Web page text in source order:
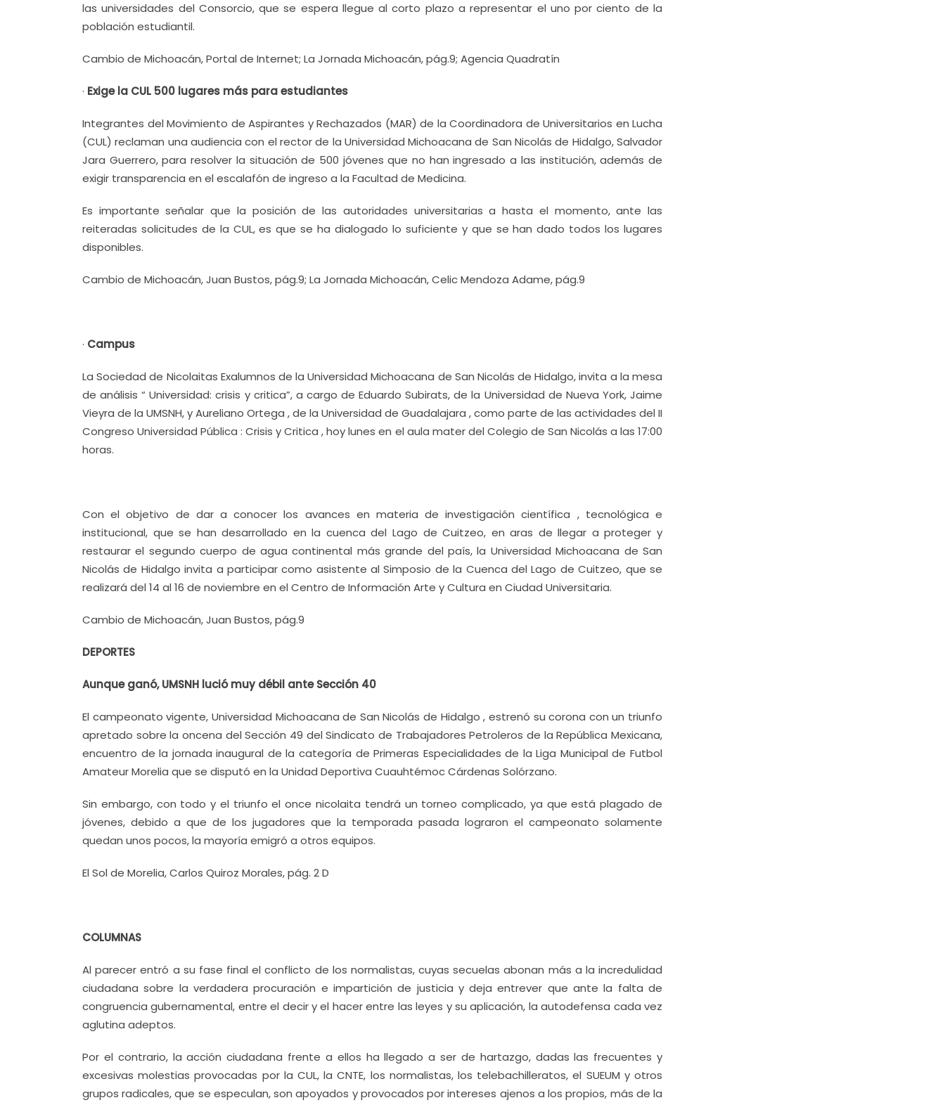
las universidades del Consorcio, que se espera llegue al corto plazo a representar el uno por ciento de la
población estudiantil.
Cambio de Michoacán, Portal de Internet; La Jornada Michoacán, pág.9; Agencia Quadratín
· Exige la CUL 500 lugares más para estudiantes
Integrantes del Movimiento de Aspirantes y Rechazados (MAR) de la Coordinadora de Universitarios en Lucha
(CUL) reclaman una audiencia con el rector de la Universidad Michoacana de San Nicolás de Hidalgo, Salvador
Jara Guerrero, para resolver la situación de 500 jóvenes que no han ingresado a las institución, además de
exigir transparencia en el escalafón de ingreso a la Facultad de Medicina.
Es importante señalar que la posición de las autoridades universitarias a hasta el momento, ante las
reiteradas solicitudes de la CUL, es que se ha dialogado lo suficiente y que se han dado todos los lugares
disponibles.
Cambio de Michoacán, Juan Bustos, pág.9; La Jornada Michoacán, Celic Mendoza Adame, pág.9
· Campus
La Sociedad de Nicolaitas Exalumnos de la Universidad Michoacana de San Nicolás de Hidalgo, invita a la mesa
de análisis “ Universidad: crisis y critica”, a cargo de Eduardo Subirats, de la Universidad de Nueva York, Jaime
Vieyra de la UMSNH, y Aureliano Ortega , de la Universidad de Guadalajara , como parte de las actividades del II
Congreso Universidad Pública : Crisis y Critica , hoy lunes en el aula mater del Colegio de San Nicolás a las 17:00
horas.
Con el objetivo de dar a conocer los avances en materia de investigación científica , tecnológica e
institucional, que se han desarrollado en la cuenca del Lago de Cuitzeo, en aras de llegar a proteger y
restaurar el segundo cuerpo de agua continental más grande del país, la Universidad Michoacana de San
Nicolás de Hidalgo invita a participar como asistente al Simposio de la Cuenca del Lago de Cuitzeo, que se
realizará del 14 al 16 de noviembre en el Centro de Información Arte y Cultura en Ciudad Universitaria.
Cambio de Michoacán, Juan Bustos, pág.9
DEPORTES
Aunque ganó, UMSNH lució muy débil ante Sección 40
El campeonato vigente, Universidad Michoacana de San Nicolás de Hidalgo , estrenó su corona con un triunfo
apretado sobre la oncena del Sección 49 del Sindicato de Trabajadores Petroleros de la República Mexicana,
encuentro de la jornada inaugural de la categoría de Primeras Especialidades de la Liga Municipal de Futbol
Amateur Morelia que se disputó en la Unidad Deportiva Cuauhtémoc Cárdenas Solórzano.
Sin embargo, con todo y el triunfo el once nicolaita tendrá un torneo complicado, ya que está plagado de
jóvenes, debido a que de los jugadores que la temporada pasada lograron el campeonato solamente
quedan unos pocos, la mayoría emigró a otros equipos.
El Sol de Morelia, Carlos Quiroz Morales, pág. 2 D
COLUMNAS
Al parecer entró a su fase final el conflicto de los normalistas, cuyas secuelas abonan más a la incredulidad
ciudadana sobre la verdadera procuración e impartición de justicia y deja entrever que ante la falta de
congruencia gubernamental, entre el decir y el hacer entre las leyes y su aplicación, la autodefensa cada vez
aglutina adeptos.
Por el contrario, la acción ciudadana frente a ellos ha llegado a ser de hartazgo, dadas las frecuentes y
excesivas molestias provocadas por la CUL, la CNTE, los normalistas, los telebachilleratos, el SUEUM y otros
grupos radicales, que se especulan, son apoyados y provocados por intereses ajenos a los propios, más de la